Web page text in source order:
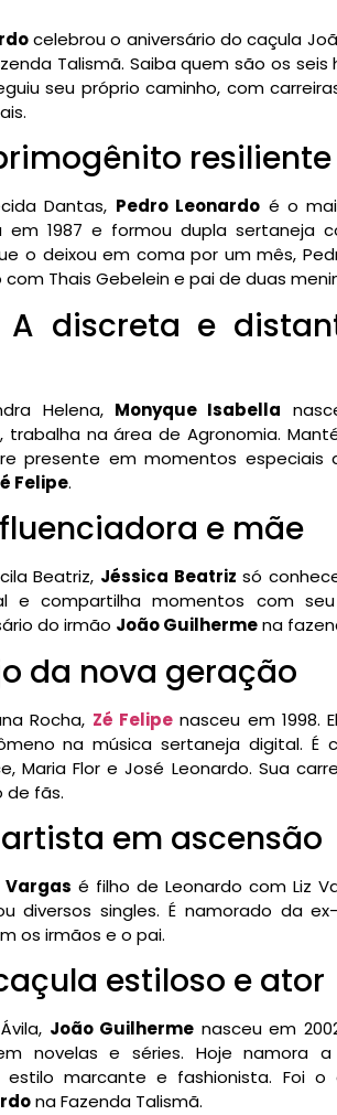
celebrou o aniversário do caçula
Talismã. Saiba quem são os seis
seu próprio caminho, com
resiliente
Dantas, Pedro Leonardo é o
em 1987 e formou dupla sertaneja
o deixou em coma por um mês,
Thais Gebelein e pai de duas
A discreta e
Helena, Monyque Isabella
trabalha na área de Agronomia.
presente em momentos especiais
Felipe.
e mãe
Beatriz, Jéssica Beatriz só
e compartilha momentos com
do irmão João Guilhermena
da nova geração
Rocha, Zé Felipenasceu em 1998.
na música sertaneja digital. É
Maria Flor e José Leonardo. Sua
de fãs.
artista em ascensão
Vargas é filho de Leonardo com Liz
singles. É namorado da ex-
os irmãos e o pai.
estiloso e ator
João Guilherme nasceu em
novelas e séries. Hoje namora a
marcante e fashionista. Foi o
na Fazenda Talismã.